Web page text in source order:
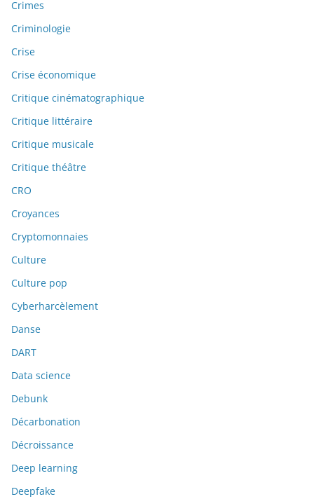
Crimes
Criminologie
Crise
Crise économique
Critique cinématographique
Critique littéraire
Critique musicale
Critique théâtre
CRO
Croyances
Cryptomonnaies
Culture
Culture pop
Cyberharcèlement
Danse
DART
Data science
Debunk
Décarbonation
Décroissance
Deep learning
Deepfake